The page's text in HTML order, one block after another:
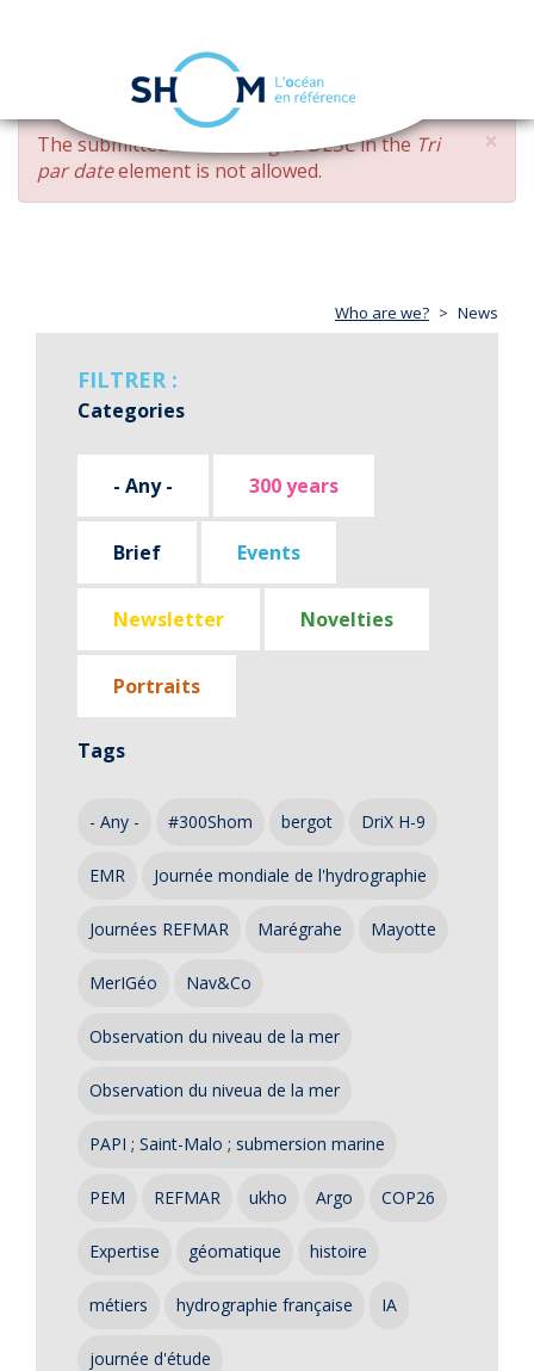
Skip
main
content
navigation
×
ERROR
MESSAGE
The submitted value changed DESCin the Tri
par dateelement is not allowed.
Who are we? News
FILTRER :
Categories
- Any - 300 years
Brief Events
Newsletter Novelties
Portraits
Tags
- Any - #300Shom bergot DriX H-9
EMR Journée mondiale de l'hydrographie
Journées REFMAR Marégrahe Mayotte
MerIGéo Nav&Co
Observation du niveau de la mer
Observation du niveua de la mer
PAPI ; Saint-Malo ; submersion marine
PEM REFMAR ukho Argo COP26
Expertise géomatique histoire
métiers hydrographie française IA
journée d'étude